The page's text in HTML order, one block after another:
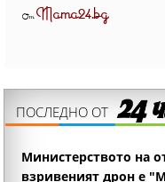
ОтMama24.bg
ПОСЛЕДНО ОТ
Министерството на
взривеният дрон е